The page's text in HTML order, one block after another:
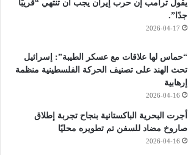
يقول ترامب إن حرب إيران يجب أن تنتهي “قريبًا
جدًا”.
2026-04-17
“حماس لها علاقات مع عسكر الطيبة”: إسرائيل
تحث الهند على تصنيف الحركة الفلسطينية منظمة
إرهابية
2026-04-16
أجرت البحرية الباكستانية بنجاح تجربة إطلاق
صاروخ مضاد للسفن تم تطويره محليًا
2026-04-16